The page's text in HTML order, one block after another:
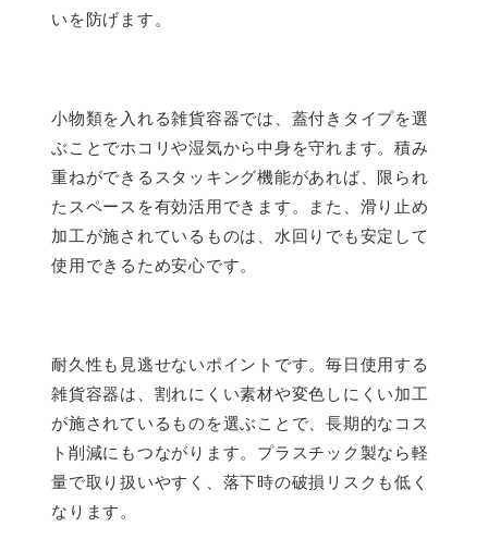
いを防げます。
小物類を入れる雑貨容器では、蓋付きタイプを選
ぶことでホコリや湿気から中身を守れます。積み
重ねができるスタッキング機能があれば、限られ
たスペースを有効活用できます。また、滑り止め
加工が施されているものは、水回りでも安定して
使用できるため安心です。
耐久性も見逃せないポイントです。毎日使用する
雑貨容器は、割れにくい素材や変色しにくい加工
が施されているものを選ぶことで、長期的なコス
ト削減にもつながります。プラスチック製なら軽
量で取り扱いやすく、落下時の破損リスクも低く
なります。